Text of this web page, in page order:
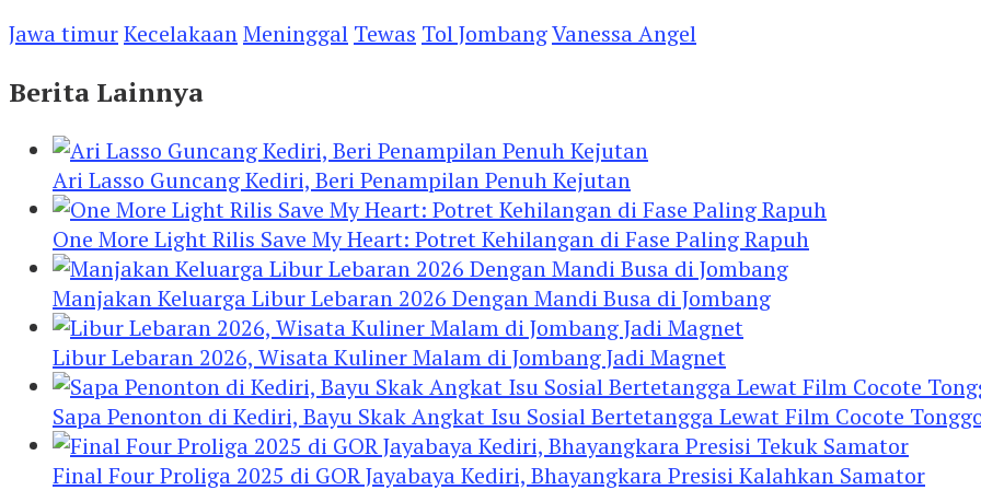
Jawa timurKecelakaanMeninggal Tewas Tol JombangVanessa Angel
Berita Lainnya
Ari Lasso Guncang Kediri, Beri Penampilan Penuh Kejutan
One More Light Rilis Save My Heart: Potret Kehilangan di Fase Paling Rapuh
Manjakan Keluarga Libur Lebaran 2026 Dengan Mandi Busa di Jombang
Libur Lebaran 2026, Wisata Kuliner Malam di Jombang Jadi Magnet
Sapa Penonton di Kediri, Bayu Skak Angkat Isu Sosial Bertetangga Lewat Film Cocote
Final Four Proliga 2025 di GOR Jayabaya Kediri, Bhayangkara Presisi Kalahkan Samator